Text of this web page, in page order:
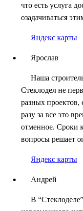
что есть услуга
озадачиваться
Яндекс карты
Ярослав
Наша
Стеклодел не
разных
разу за все это
отменное. Сроки
вопросы решает
Яндекс карты
Андрей
В